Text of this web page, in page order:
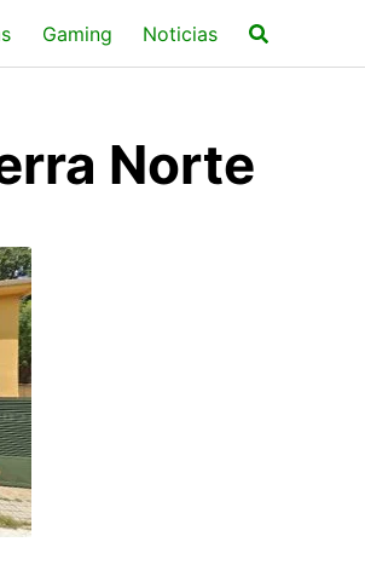
Gaming Noticias
Norte